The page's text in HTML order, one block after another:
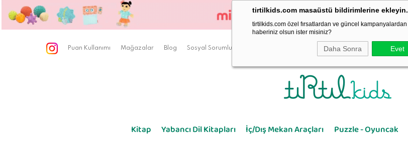
tirtilkids.com masaüstü bildirimlerine ekleyin.
tirtilkids.com özel fırsatlardan ve güncel kampanyalardan
haberiniz olsun ister misiniz?
Daha Sonra Evet
Puan Kullanımı Mağazalar Blog Sosyal Sorumluluk
Kitap Yabancı Dil Kitapları İç/Dış Mekan Araçları Puzzle - Oyuncak